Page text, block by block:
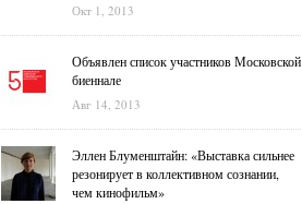
Окт 1, 2013
Объявлен список участников Московской
биеннале
Авг 14, 2013
Эллен Блуменштайн: «Выставка сильнее
резонирует в коллективном сознании,
чем кинофильм»